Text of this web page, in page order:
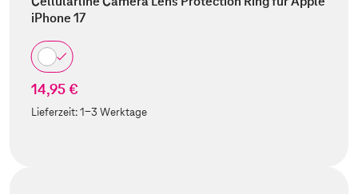
iPhone 17
14,95 €
Lieferzeit:1-3 Werktage